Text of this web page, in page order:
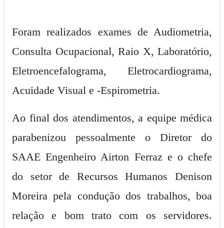
Foram realizados exames de Audiometria,
Consulta Ocupacional, Raio X, Laboratório,
Eletroencefalograma, Eletrocardiograma,
Acuidade Visual e -Espirometria.
Ao final dos atendimentos, a equipe médica
parabenizou pessoalmente o Diretor do
SAAE Engenheiro Airton Ferraz e o chefe
do setor de Recursos Humanos Denison
Moreira pela condução dos trabalhos, boa
relação e bom trato com os servidores.